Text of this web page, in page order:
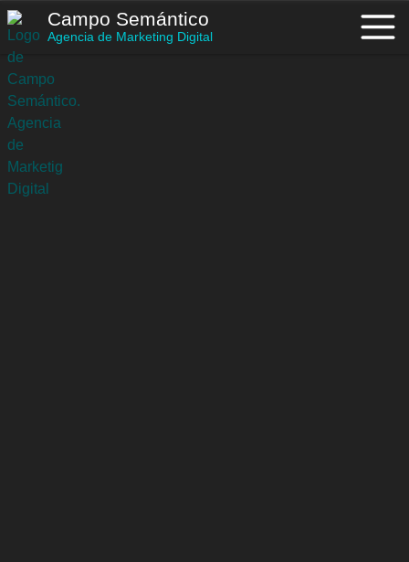
Saltar
al
contenido
Campo Semántico
Agencia de Marketing Digital